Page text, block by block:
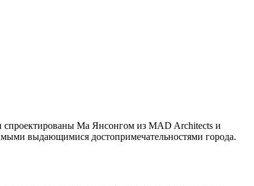
Ма Янсонгом из MAD Architects и
выдающимися достопримечательностями города.